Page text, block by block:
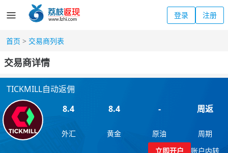
登录 注册
首页 > 交易商列表
交易商详情
TICKMILL自动返佣
8.4
外汇
8.4
黄金
-
原油
周返
周期
立即开户
账户内转